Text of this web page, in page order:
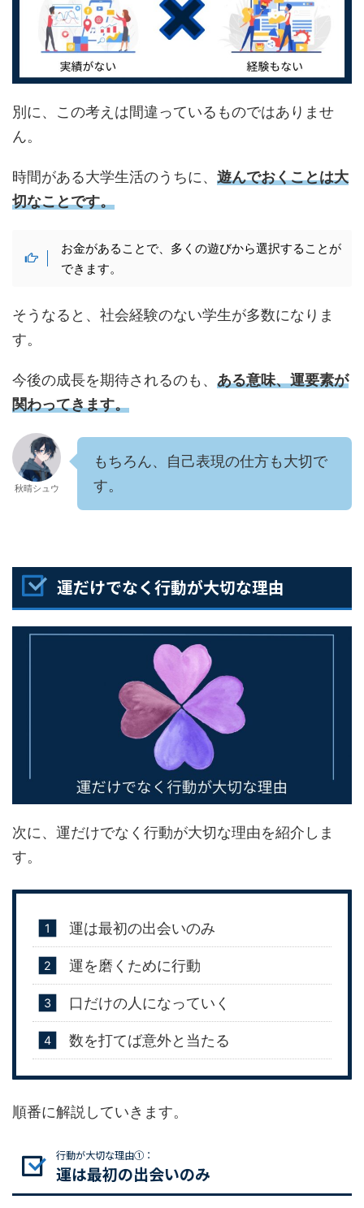
別に、この考えは間違っているものではありませ
ん。
時間がある大学生活のうちに、 遊んでおくことは大
切なことです。
お金があることで、多くの遊びから選択することが
できます。
そうなると、社会経験のない学生が多数になりま
す。
今後の成長を期待されるのも、 ある意味、運要素が
関わってきます。
秋晴シュウ
もちろん、自己表現の仕方も大切で
す。
運だけでなく行動が大切な理由
次に、運だけでなく行動が大切な理由を紹介しま
す。
運は最初の出会いのみ
運を磨くために行動
口だけの人になっていく
数を打てば意外と当たる
順番に解説していきます。
行動が大切な理由①：
運は最初の出会いのみ